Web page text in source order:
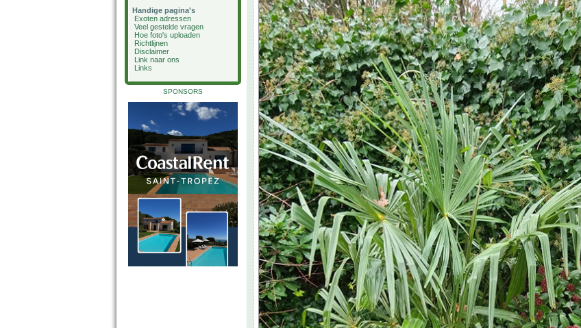
Handige pagina's
Exoten adressen
Veel gestelde vragen
Hoe foto's uploaden
Richtlijnen
Disclaimer
Link naar ons
Links
SPONSORS